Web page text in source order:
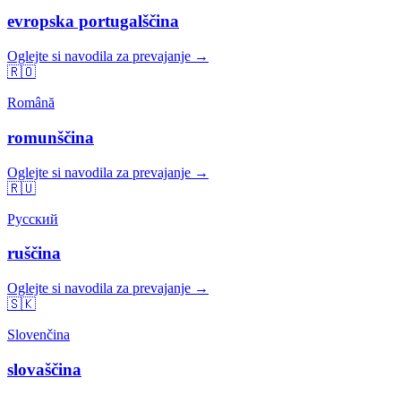
evropska portugalščina
Oglejte si navodila za prevajanje →
🇷🇴
Română
romunščina
Oglejte si navodila za prevajanje →
🇷🇺
Русский
ruščina
Oglejte si navodila za prevajanje →
🇸🇰
Slovenčina
slovaščina